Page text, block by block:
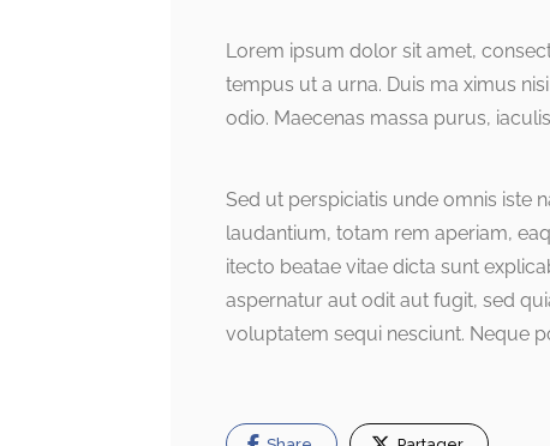
Lorem ipsum dolor sit amet,
tempus ut a urna. Duis ma ximus
odio. Maecenas massa purus,
Sed ut perspiciatis unde omnis iste
laudantium, totam rem aperiam,
itecto beatae vitae dicta sunt
aspernatur aut odit aut fugit, sed
voluptatem sequi nesciunt. Neque